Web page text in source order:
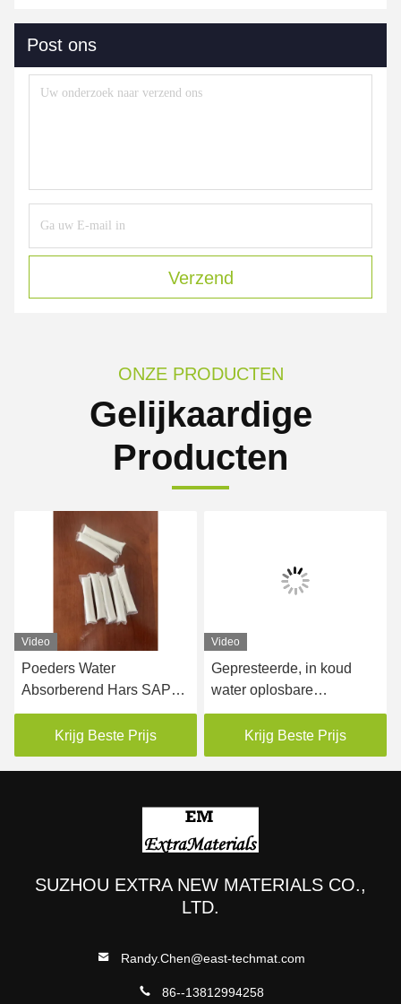
Post ons
Verzend
ONZE PRODUCTEN
Gelijkaardige
Producten
Video
Poeders Water
Absorberend Hars SAP
Verpakkingsfilm
Wateroplosbaar 35mic
Krijg Beste Prijs
Video
Gepresteerde, in koud
water oplosbare
verpakkingsfolie voor
verticale
machineverpakkingspoeders
Krijg Beste Prijs
SUZHOU EXTRA NEW MATERIALS CO.,
LTD.
Randy.Chen@east-techmat.com
86--13812994258